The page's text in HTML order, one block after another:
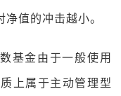
值的冲击越小。
基金由于一般使用
上属于主动管理型